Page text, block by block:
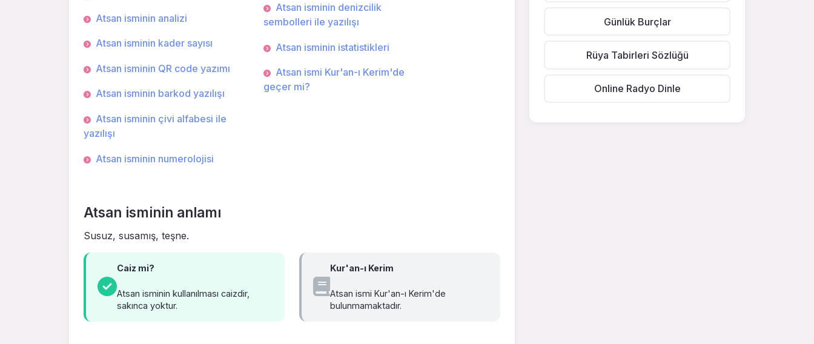
Atsan isminin analizi
Atsan isminin kader sayısı
Atsan isminin QR code yazımı
Atsan isminin barkod yazılışı
Atsan isminin çivi alfabesi ile
yazılışı
Atsan isminin numerolojisi
Atsan isminin denizcilik
sembolleri ile yazılışı
Atsan isminin istatistikleri
Atsan ismi Kur'an-ı Kerim'de
geçer mi?
Atsan isminin anlamı
Susuz, susamış, teşne.
Caiz mi?
Atsan isminin kullanılması caizdir,
sakınca yoktur.
Kur'an-ı Kerim
Atsan ismi Kur'an-ı Kerim'de
bulunmamaktadır.
Günlük Burçlar
Rüya Tabirleri Sözlüğü
Online Radyo Dinle